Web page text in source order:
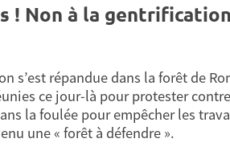
! Non à la
s’est répandue dans la forêt de
ce jour-là pour protester
la foulée pour empêcher les
une « forêt à défendre ».